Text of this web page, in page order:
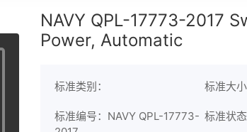
NAVY QPL-17773-2017
Power, Automatic
标准类别： 标准大小
标准编号：NAVY QPL-17773- 标准状